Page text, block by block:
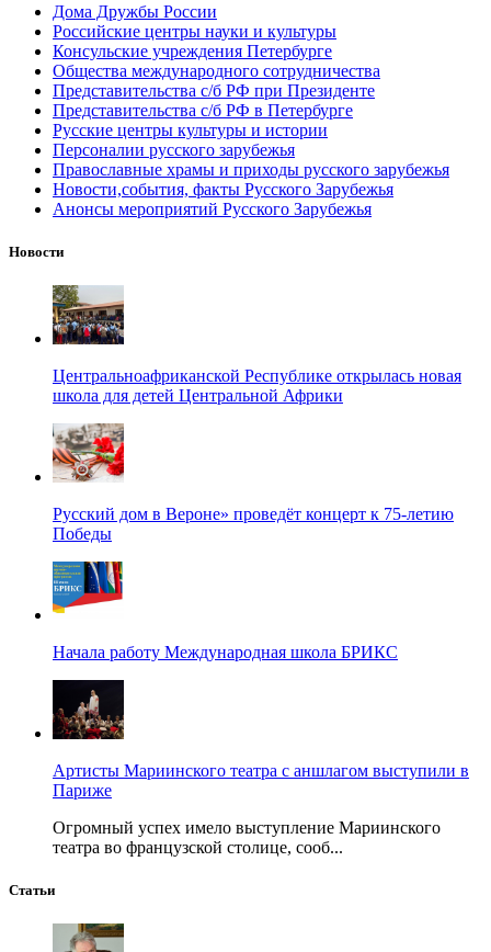
Дома Дружбы России
Российские центры науки и культуры
Консульские учреждения Петербурге
Общества международного сотрудничества
Представительства с/б РФ при Президенте
Представительства с/б РФ в Петербурге
Русские центры культуры и истории
Персоналии русского зарубежья
Православные храмы и приходы русского зарубежья
Новости,события, факты Русского Зарубежья
Анонсы мероприятий Русского Зарубежья
Новости
Центральноафриканской Республике открылась новая
школа для детей Центральной Африки
Русский дом в Вероне» проведёт концерт к 75-летию
Победы
Начала работу Международная школа БРИКС
Артисты Мариинского театра с аншлагом выступили в
Париже
Огромный успех имело выступление Мариинского
театра во французской столице, сооб...
Статьи